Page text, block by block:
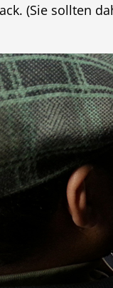
(Sie sollten